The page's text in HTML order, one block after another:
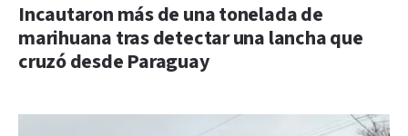
Incautaron más de una tonelada de
marihuana tras detectar una lancha que
cruzó desde Paraguay